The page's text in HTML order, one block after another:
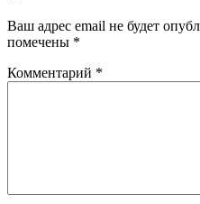
Ваш адрес email не будет
помечены *
Комментарий *